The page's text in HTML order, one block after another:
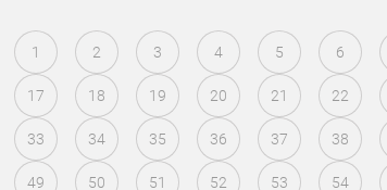
1 2 3 4 5 6
17 18 19 20 21 22
33 34 35 36 37 38
49 50 51 52 53 54